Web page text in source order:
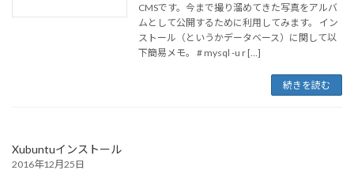
CMSです。今まで撮り溜めてきた写真をアルバ
ムとして公開するために利用してみます。 イン
ストール（というかデータベース）に関して以
下簡易メモ。 # mysql -u r […]
続きを読む
Xubuntuインストール
2016年12月25日